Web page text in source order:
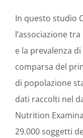
In questo studio
l’associazione
e la prevalenza
comparsa del
di popolazione
dati raccolti nel
Nutrition
29.000 soggetti